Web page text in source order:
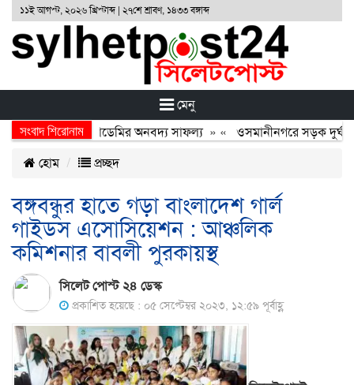
১১ই আগস্ট, ২০২৬ খ্রিস্টাব্দ | ২৭শে শ্রাবণ, ১৪৩৩ বঙ্গাব্দ
মেনু
সংবাদ শিরোনাম
রহমান একাডেমির অনবদ্য সাফল্য» «ওসমানীনগরে সড়ক দুর্ঘটনায়
হোম
প্রচ্ছদ
বঙ্গবন্ধুর হাতে গড়া বাংলাদেশ গার্ল
গাইডস এসোসিয়েশন : আঞ্চলিক
কমিশনার বাবলী পুরকায়স্থ
সিলেট পোস্ট ২৪ ডেস্ক
প্রকাশিত হয়েছে : ০৫ সেপ্টেম্বর ২০২৩, ১২:৫৯ পূর্বাহ্ণ